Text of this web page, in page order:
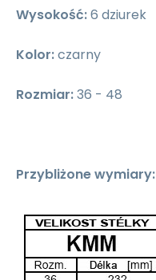
Wysokość:6 dziurek
Kolor:czarny
Rozmiar:36 - 48
Przybliżone wymiary: